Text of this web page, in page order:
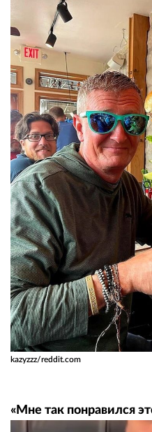
kazyzzz/reddit.com
«Мне так понравился